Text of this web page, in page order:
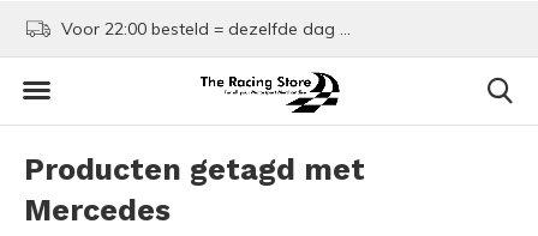
Voor 22:00 besteld = dezelfde dag verzonden!
Producten getagd met
Mercedes